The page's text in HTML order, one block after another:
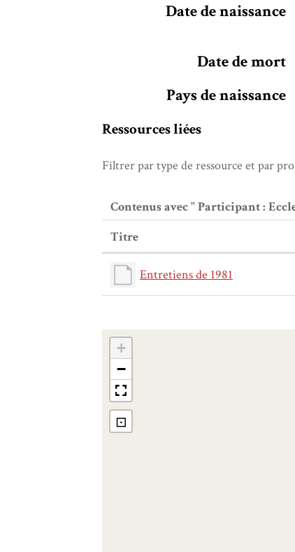
Date de naissance
Date de mort
Pays de naissance
Ressources liées
Filtrer par type de ressource et par
Contenus avec " Participant :
Titre
Entretiens de 1981
+
−
⊡